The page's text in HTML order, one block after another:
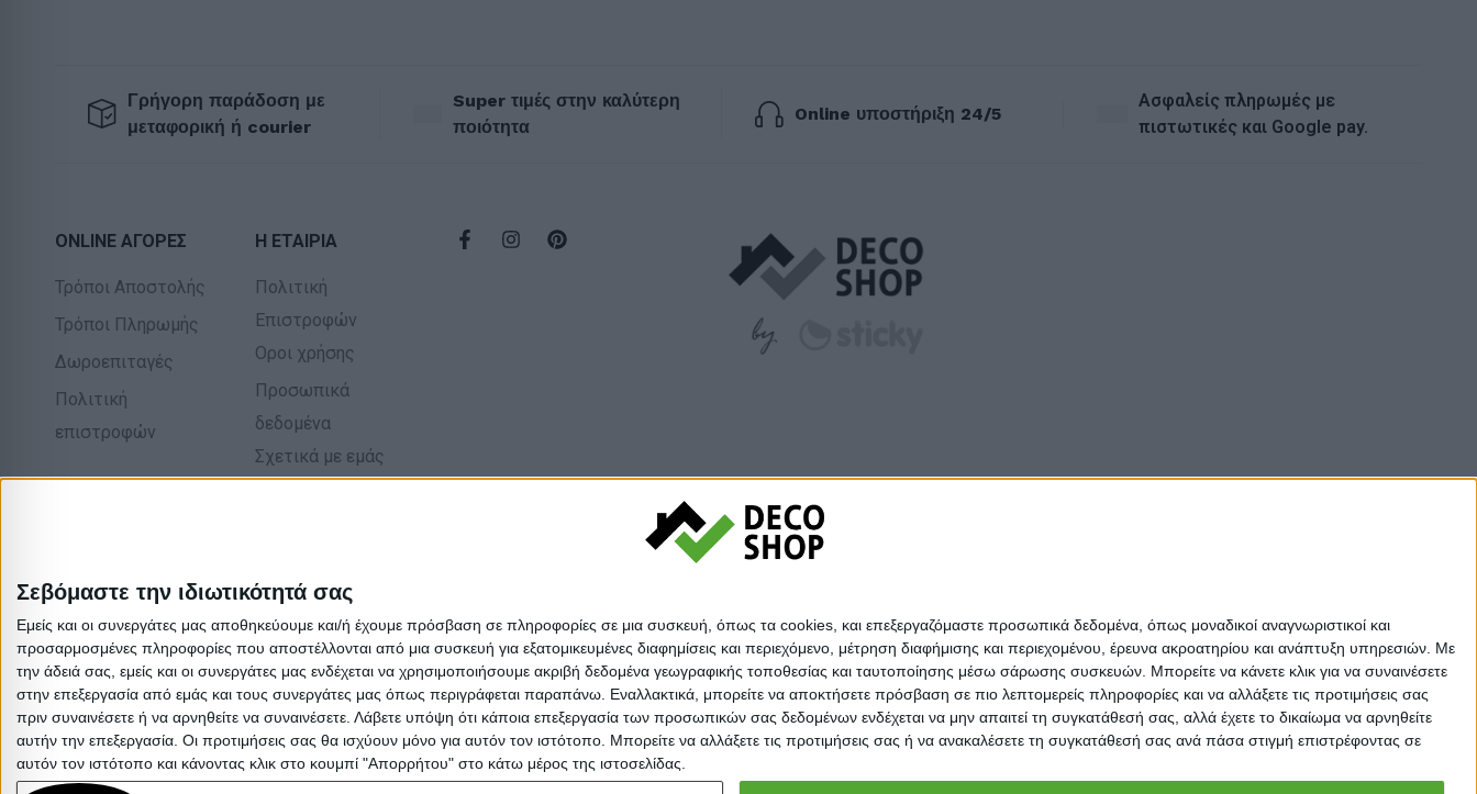
Σεβόμαστε την ιδιωτικότητά σας
Εμείς και οι συνεργάτες μας αποθηκεύουμε και/ή έχουμε πρόσβαση σε πληροφορίες σε μια συσκευή, όπως τα cookies, και επεξεργαζόμαστε προσωπικά δεδομένα, όπως μοναδικοί αναγνωριστικοί και
προσαρμοσμένες πληροφορίες που αποστέλλονται από μια συσκευή για εξατομικευμένες διαφημίσεις και περιεχόμενο, μέτρηση διαφήμισης και περιεχομένου, έρευνα ακροατηρίου και ανάπτυξη υπηρεσιών. Με
την άδειά σας, εμείς και οι συνεργάτες μας ενδέχεται να χρησιμοποιήσουμε ακριβή δεδομένα γεωγραφικής τοποθεσίας και ταυτοποίησης μέσω σάρωσης συσκευών. Μπορείτε να κάνετε κλικ για να συναινέσετε
στην επεξεργασία από εμάς και τους συνεργάτες μας όπως περιγράφεται παραπάνω. Εναλλακτικά, μπορείτε να αποκτήσετε πρόσβαση σε πιο λεπτομερείς πληροφορίες και να αλλάξετε τις προτιμήσεις σας
πριν συναινέσετε ή να αρνηθείτε να συναινέσετε. Λάβετε υπόψη ότι κάποια επεξεργασία των προσωπικών σας δεδομένων ενδέχεται να μην απαιτεί τη συγκατάθεσή σας, αλλά έχετε το δικαίωμα να αρνηθείτε
αυτήν την επεξεργασία. Οι προτιμήσεις σας θα ισχύουν μόνο για αυτόν τον ιστότοπο. Μπορείτε να αλλάξετε τις προτιμήσεις σας ή να ανακαλέσετε τη συγκατάθεσή σας ανά πάσα στιγμή επιστρέφοντας σε
αυτόν τον ιστότοπο και κάνοντας κλικ στο κουμπί "Απορρήτου" στο κάτω μέρος της ιστοσελίδας.
Γρήγορη παράδοση με
μεταφορική ή courier
Super τιμές στην καλύτερη
ποιότητα
Online υποστήριξη 24/5
Ασφαλείς πληρωμές με
πιστωτικές και Google pay.
ONLINE ΑΓΟΡΕΣ
Τρόποι Αποστολής
Τρόποι Πληρωμής
Δωροεπιταγές
Πολιτική
επιστροφών
Η ΕΤΑΙΡΙΑ
Πολιτική
Επιστροφών
Οροι χρήσης
Προσωπικά
δεδομένα
Σχετικά με εμάς